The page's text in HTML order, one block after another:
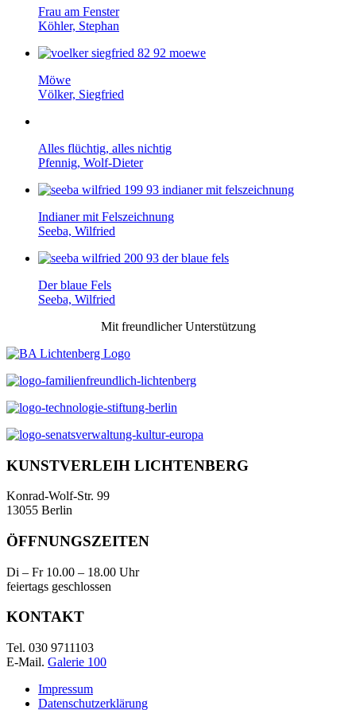
Frau am Fenster
Köhler, Stephan
Möwe
Völker, Siegfried
Alles flüchtig, alles nichtig
Pfennig, Wolf-Dieter
Indianer mit Felszeichnung
Seeba, Wilfried
Der blaue Fels
Seeba, Wilfried
Mit freundlicher Unterstützung
KUNSTVERLEIH LICHTENBERG
Konrad-Wolf-Str. 99
13055 Berlin
ÖFFNUNGSZEITEN
Di – Fr 10.00 – 18.00 Uhr
feiertags geschlossen
KONTAKT
Tel. 030 9711103
E-Mail. Galerie 100
Impressum
Datenschutzerklärung